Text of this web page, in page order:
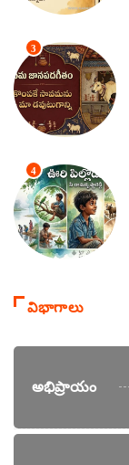
3
4
విభాగాలు
అభిప్రాయం